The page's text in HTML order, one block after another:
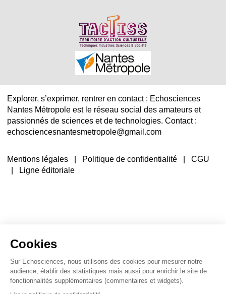
Cookies
Sur Echosciences, nous utilisons des cookies pour mesurer notre
audience, établir des statistiques mais aussi pour enrichir le site de
fonctionnalités supplémentaires (commentaires et widgets).
Explorer, s’exprimer, rentrer en contact : Echosciences
Nantes Métropole est le réseau social des amateurs et
passionnés de sciences et de technologies. Contact :
echosciencesnantesmetropole@gmail.com
Mentions légales Politique de confidentialité |CGU
Ligne éditoriale